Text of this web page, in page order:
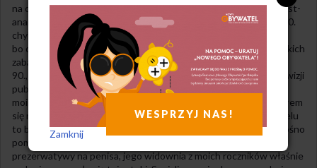
na ogół konserwatywni i liberalni gospodarczo, choć czasem post-
anarchistyczni. Obecnie z produkcjami takimi jak „Fronda” z lat 90.
chyba na prawicy uchodziliby za obrzydliwych lewaków,
bo dzisiejsza toporna narodowa prawica nie zniosłaby nawet takich
zabaw formą czy intelektualną prowokacją. No i wtedy, w latach
90., ktoś taki jak Cejrowski napieprzający kubkiem o stół w telewizji
publicznej, to była spora atrakcja i szok kulturowy. Na szczęście,
moim „Co z tym Kansas?” było własne dzieciństwo, więc nie dałem
się nabrać na skserowany neokonserwatywny szwindel. Ale wielu
to bawiło: co samo w sobie jest śmieszne, bo gdy Cejrowski głośno
pomstował na to, że „lewactwo” uczy młodzież naciągać
prezerwatywy na penisa, jego widownia z moich roczników właśnie
WESPRZYJ NAS!
Zamknij